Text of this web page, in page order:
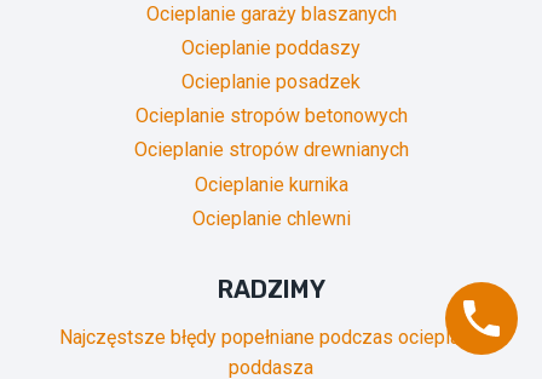
Ocieplanie garaży blaszanych
Ocieplanie poddaszy
Ocieplanie posadzek
Ocieplanie stropów betonowych
Ocieplanie stropów drewnianych
Ocieplanie kurnika
Ocieplanie chlewni
RADZIMY
Najczęstsze błędy popełniane podczas ocieplania
poddasza